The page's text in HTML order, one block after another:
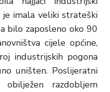
imala veliki strateški
bilo zaposleno oko 90
cijele općine,
industrijskih pogona
uništen. Poslijeratni
razdobljem